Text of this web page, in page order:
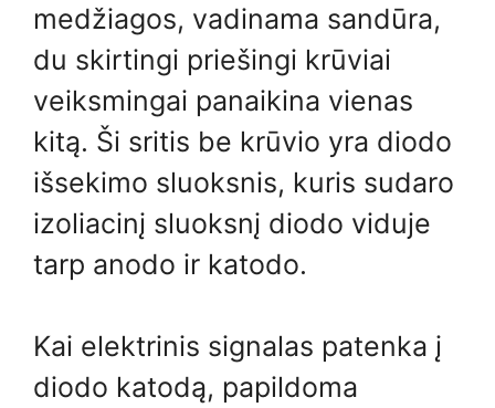
medžiagos, vadinama sandūra,
du skirtingi priešingi krūviai
veiksmingai panaikina vienas
kitą. Ši sritis be krūvio yra diodo
išsekimo sluoksnis, kuris sudaro
izoliacinį sluoksnį diodo viduje
tarp anodo ir katodo.
Kai elektrinis signalas patenka į
diodo katodą, papildoma